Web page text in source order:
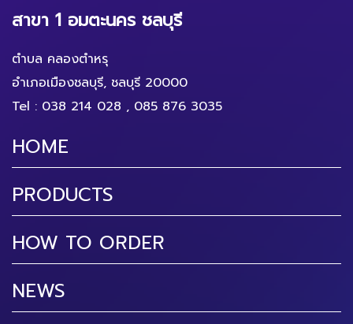
สาขา 1 อมตะนคร ชลบุรี
ตำบล คลองตำหรุ
อำเภอเมืองชลบุรี, ชลบุรี 20000
Tel : 038 214 028 , 085 876 3035
HOME
PRODUCTS
HOW TO ORDER
NEWS